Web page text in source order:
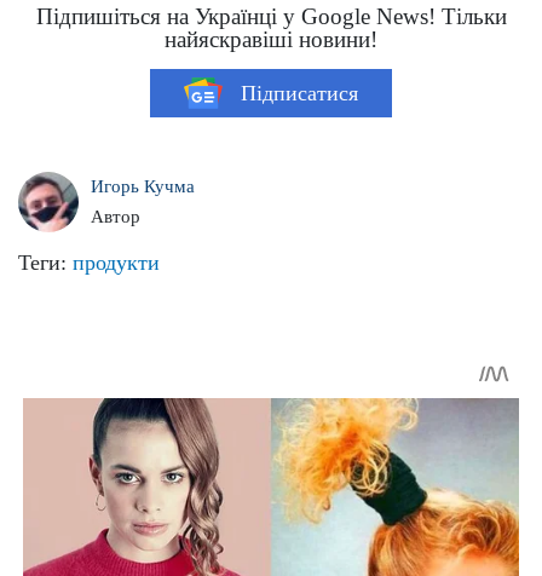
Підпишіться на Українці у Google News! Тільки
найяскравіші новини!
Підписатися
Игорь Кучма
Автор
Теги: продукти